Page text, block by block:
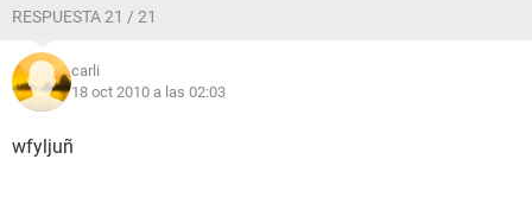
RESPUESTA 21 / 21
carli
18 oct 2010 a las 02:03
wfyljuñ